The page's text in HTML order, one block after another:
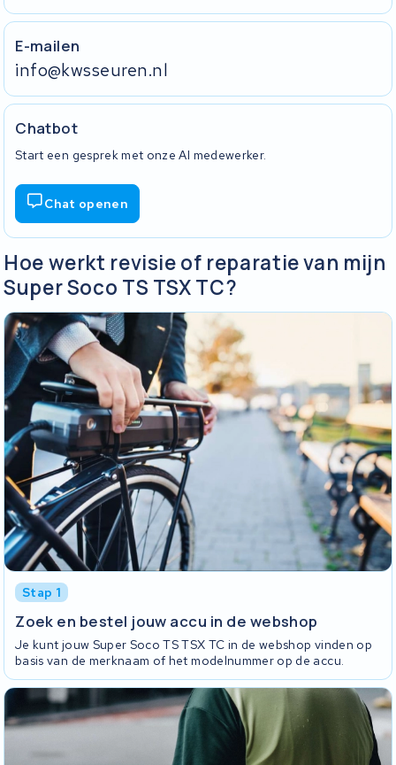
E-mailen
info@kwsseuren.nl
Chatbot
Start een gesprek met onze AI medewerker.
Chat openen
Hoe werkt revisie of reparatie van mijn
Super Soco TS TSX TC?
Stap 1
Zoek en bestel jouw accu in de webshop
Je kunt jouw Super Soco TS TSX TC in de webshop vinden op
basis van de merknaam of het modelnummer op de accu.